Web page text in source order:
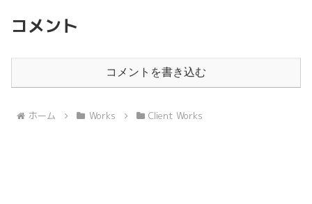
コメント
コメントを書き込む
ホーム Works Client Works